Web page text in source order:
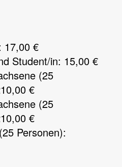
17,00 €
Student/in: 15,00 €
(25
€
(25
€
Personen):